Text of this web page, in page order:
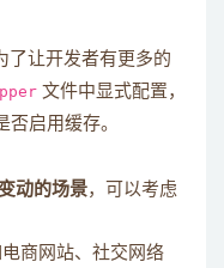
了让开发者有更多的
文件中显式配置，
启用缓存。
动的场景，可以考虑
商网站、社交网络